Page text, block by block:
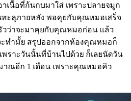
าเนื้อที่ก้นกบมาใส่ เพราะปลายจมูก
ะลุภายหลัง พอคุยกับคุณหมอเสร็จ
วว่าจะมาคุยกับคุณหมอก่อน แล้ว
ทำมั้ย สรุปออกจากห้องคุณหมอก็
พราะวันนั้นที่บ้านไปด้วย ก็เลยนัดวัน
าณอีก 1 เดือน เพราะคุณหมอคิว